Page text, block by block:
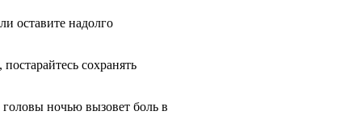
оставите надолго
сохранять
ночью вызовет боль в